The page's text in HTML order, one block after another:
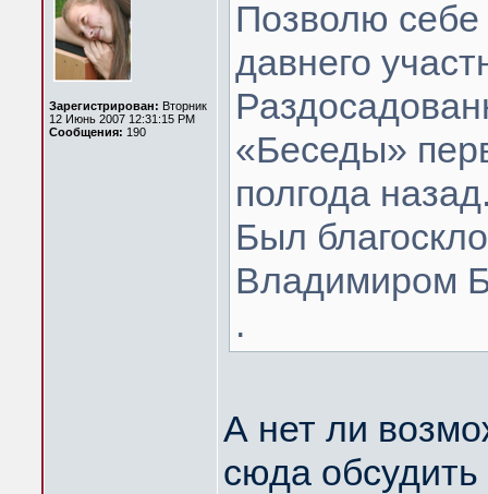
Зарегистрирован: Вторник
12 Июнь 2007 12:31:15 PM
Сообщения: 190
Позволю себе
давнего
«Беседы»
полгода
Был
Владимиром
.
А нет ли
сюда